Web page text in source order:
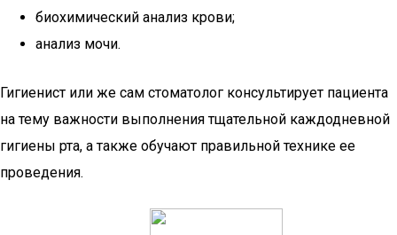
биохимический анализ крови;
анализ мочи.
Гигиенист или же сам стоматолог консультирует пациента
на тему важности выполнения тщательной каждодневной
гигиены рта, а также обучают правильной технике ее
проведения.